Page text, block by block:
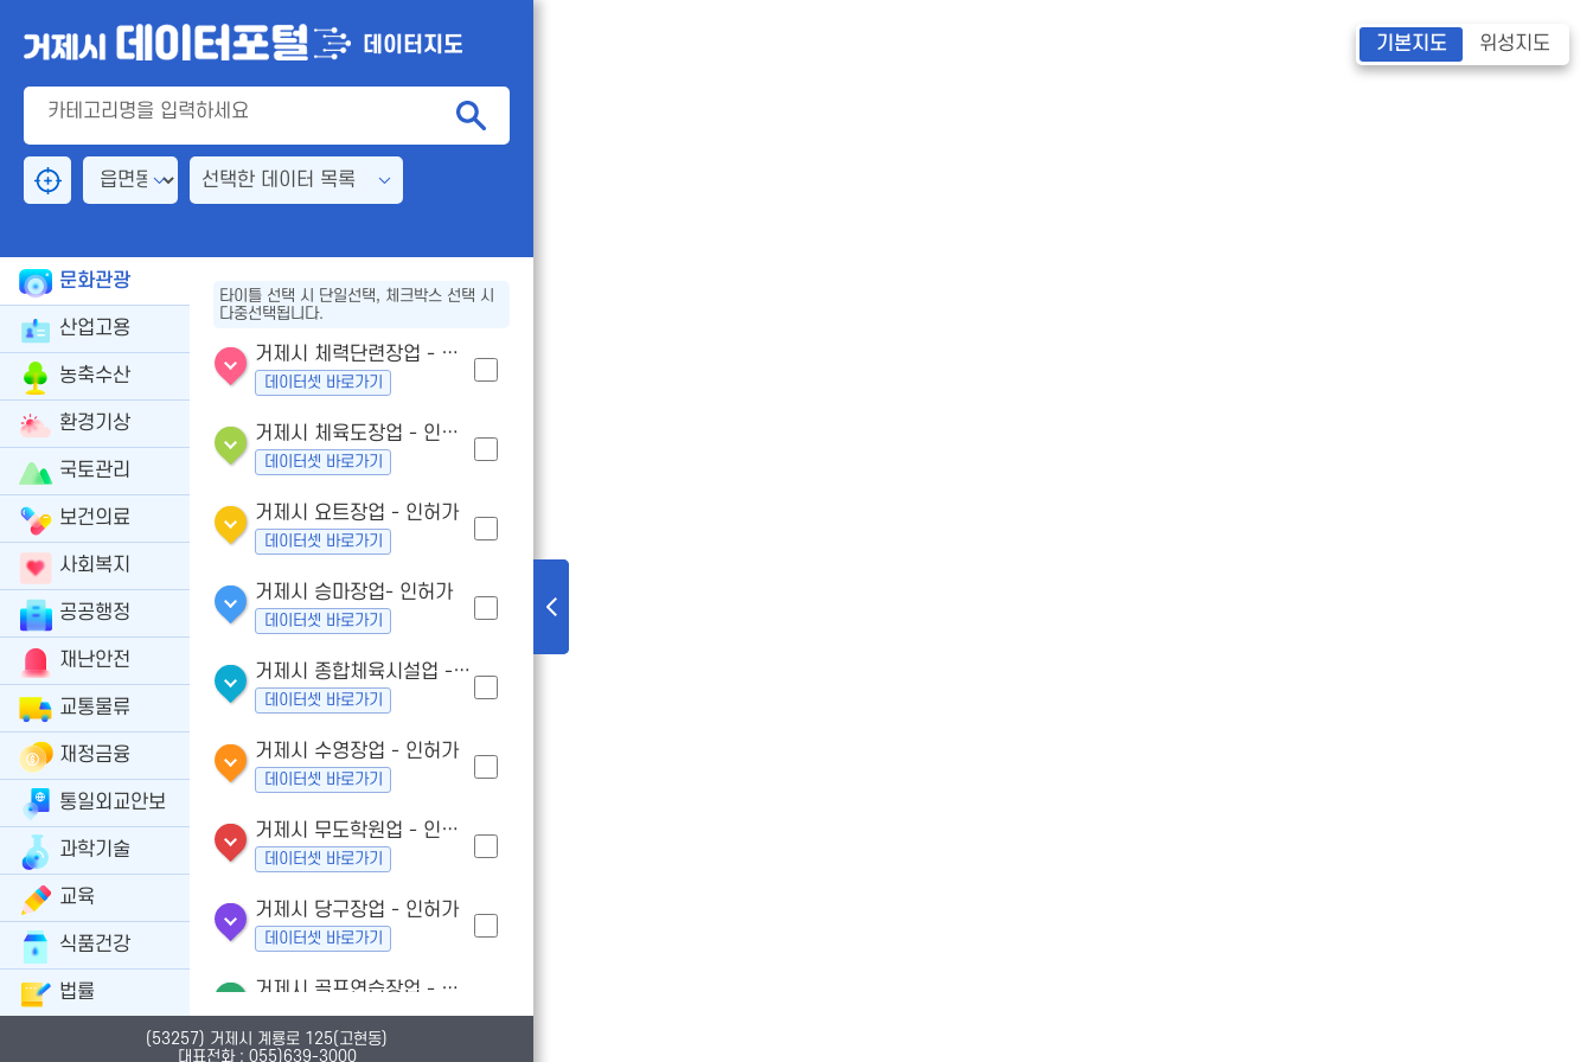
데이터지도
선택한 데이터 목록
타이틀 선택 시 단일선택, 체크박스 선택 시
다중선택됩니다.
문화관광
거제시 체력단련장업 - 인허가
데이터셋 바로가기
거제시 체육도장업 - 인허가
데이터셋 바로가기
거제시 요트장업 - 인허가
데이터셋 바로가기
거제시 승마장업- 인허가
데이터셋 바로가기
거제시 종합체육시설업 - 인허가
데이터셋 바로가기
거제시 수영장업 - 인허가
데이터셋 바로가기
거제시 무도학원업 - 인허가
데이터셋 바로가기
거제시 당구장업 - 인허가
데이터셋 바로가기
거제시 골프연습장업 - 인허가
데이터셋 바로가기
산업고용
농축수산
환경기상
국토관리
보건의료
사회복지
공공행정
재난안전
교통물류
재정금융
통일외교안보
과학기술
교육
식품건강
법률
(53257) 거제시 계룡로 125(고현동)
대표전화 : 055)639-3000
기본지도 위성지도